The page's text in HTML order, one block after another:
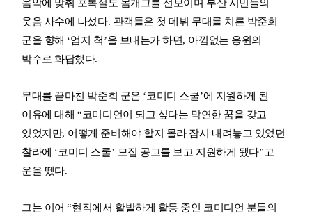
음악에 맞춰 포복절도 몸개그를 선보이며 부산 시민들의
웃음 사수에 나섰다. 관객들은 첫 데뷔 무대를 치른 박준희
군을 향해 ‘엄지 척’을 보내는가 하면, 아낌없는 응원의
박수로 화답했다.
무대를 끝마친 박준희 군은 ‘코미디 스쿨’에 지원하게 된
이유에 대해 “코미디언이 되고 싶다는 막연한 꿈을 갖고
있었지만, 어떻게 준비해야 할지 몰라 잠시 내려놓고 있었던
찰라에 ‘코미디 스쿨’ 모집 공고를 보고 지원하게 됐다”고
운을 뗐다.
그는 이어“현직에서 활발하게 활동 중인 코미디언 분들의